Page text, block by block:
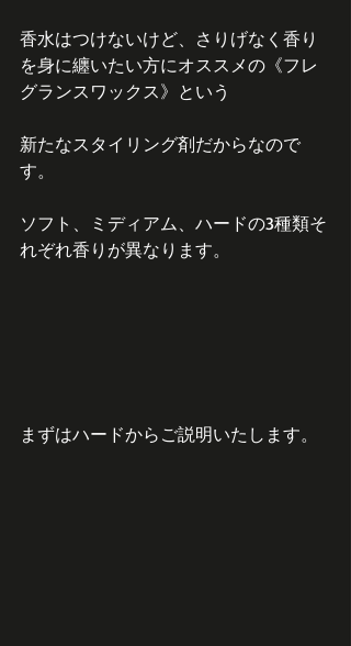
香水はつけないけど、さりげなく香り
を身に纏いたい方にオススメの《フレ
グランスワックス》という
新たなスタイリング剤だからなので
す。
ソフト、ミディアム、ハードの3種類そ
れぞれ香りが異なります。
まずはハードからご説明いたします。